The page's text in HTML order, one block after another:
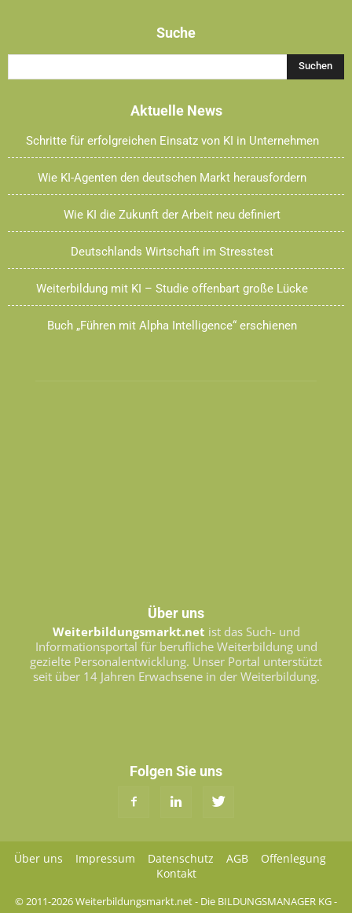
Suche
Aktuelle News
Schritte für erfolgreichen Einsatz von KI in Unternehmen
Wie KI-Agenten den deutschen Markt herausfordern
Wie KI die Zukunft der Arbeit neu definiert
Deutschlands Wirtschaft im Stresstest
Weiterbildung mit KI – Studie offenbart große Lücke
Buch „Führen mit Alpha Intelligence“ erschienen
Über uns
Weiterbildungsmarkt.net ist das Such- und
Informationsportal für berufliche Weiterbildung und
gezielte Personalentwicklung. Unser Portal unterstützt
seit über 14 Jahren Erwachsene in der Weiterbildung.
Folgen Sie uns
Über uns Impressum Datenschutz AGB
Offenlegung
Kontakt
© 2011-2026 Weiterbildungsmarkt.net - Die BILDUNGSMANAGER KG -